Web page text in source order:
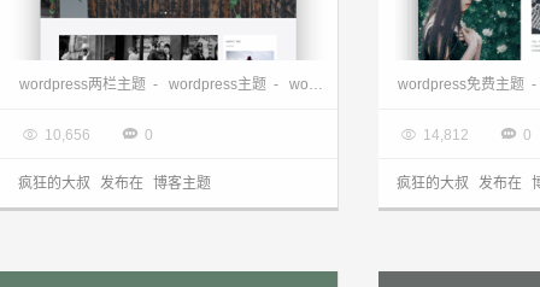
wordpress自适应博客主题-Aresivel主题V1.3.2
wordpress两栏主题 - wordpress主题 - wordpress博客主题
 10,656  0
疯狂的大叔 发布在 博客主题
WordPress个人
wordpress免费主题 -
 14,812  0
疯狂的大叔 发布在